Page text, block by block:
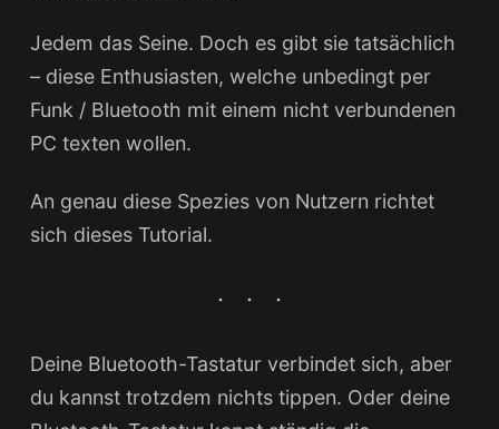
Jedem das Seine. Doch es gibt sie tatsächlich
– diese Enthusiasten, welche unbedingt per
Funk / Bluetooth mit einem nicht verbundenen
PC texten wollen.
An genau diese Spezies von Nutzern richtet
sich dieses Tutorial.
Deine Bluetooth-Tastatur verbindet sich, aber
du kannst trotzdem nichts tippen. Oder deine